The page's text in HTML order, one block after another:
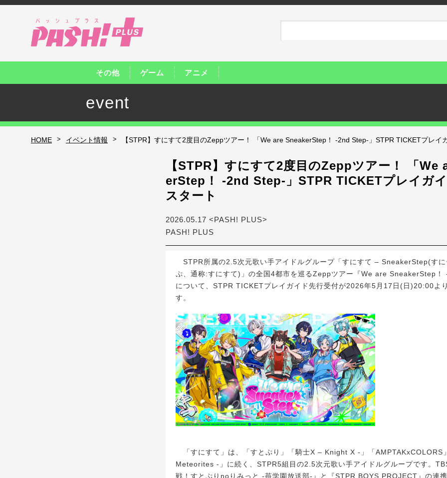
その他 ゲーム アニメ
event
HOME > イベント情報 > 【STPR】すにすて2度目のZeppツアー！ 「We are SneakerStep！ -2nd Step-」STPR TICKETプレイ
【STPR】すにすて2度目のZeppツアー！ 「We
erStep！ -2nd Step-」STPR TICKETプレイガ
スタート
2026.05.17 <PASH! PLUS>
PASH! PLUS
STPR所属の2.5次元歌い手アイドルグループ「すにすて – SneakerStep(すに
ぷ、通称:すにすて)」の全国4都市を巡るZeppツアー『We are SneakerStep
について、STPR TICKETプレイガイド先行受付が2026年5月17日(日)20:00よ
す。
「すにすて」は、「すとぷり」「騎士X – Knight X -」「AMPTAKxCOLORS
Meteorites -」に続く、STPR5組目の2.5次元歌い手アイドルグループです。
戦！すとぷりnoりみっと -苺学園放送部-』と『STPR BOYS PROJECT』の連